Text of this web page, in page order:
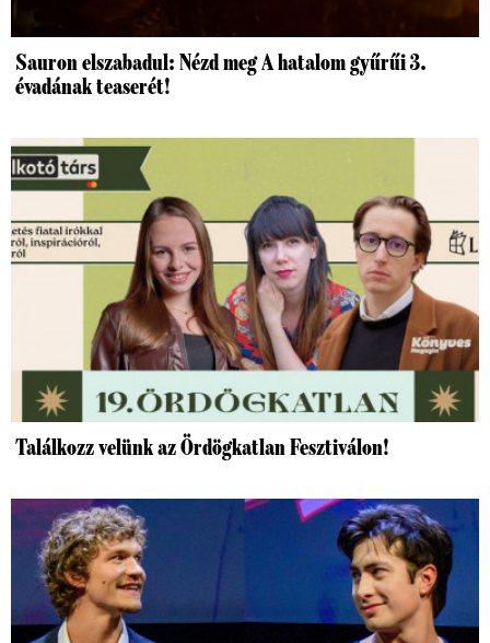
Sauron elszabadul: Nézd meg A hatalom gyűrűi 3.
évadának teaserét!
Találkozz velünk az Ördögkatlan Fesztiválon!